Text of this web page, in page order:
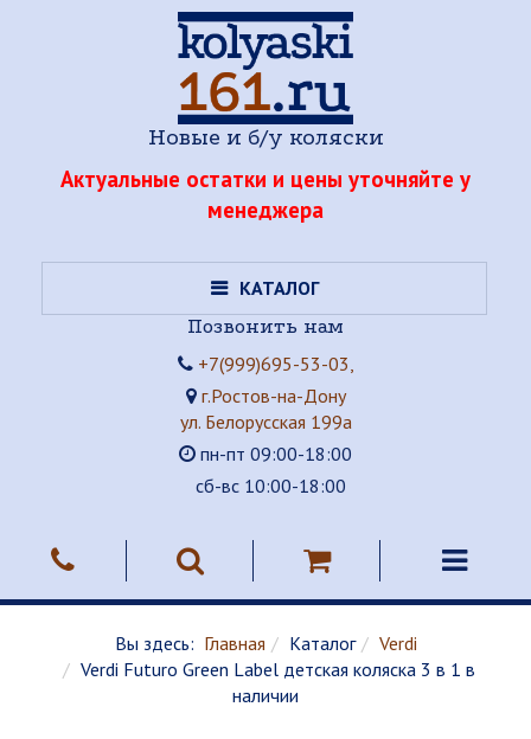
Новые и б/у коляски
Актуальные остатки и цены уточняйте у
менеджера
КАТАЛОГ
Позвонить нам
+7(999)695-53-03,
г.Ростов-на-Дону
ул. Белорусская 199а
пн-пт 09:00-18:00
сб-вс 10:00-18:00
Вы здесь: Главная Каталог
Verdi
Verdi Futuro Green Label детская коляска 3 в 1 в
наличии